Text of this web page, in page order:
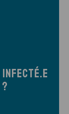
infecté.e